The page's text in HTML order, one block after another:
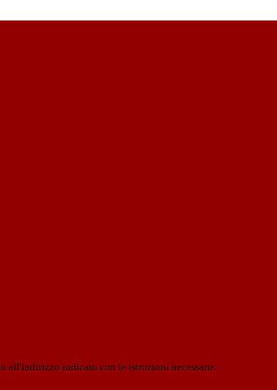
all'indirizzo indicato con le istruzioni necessarie.